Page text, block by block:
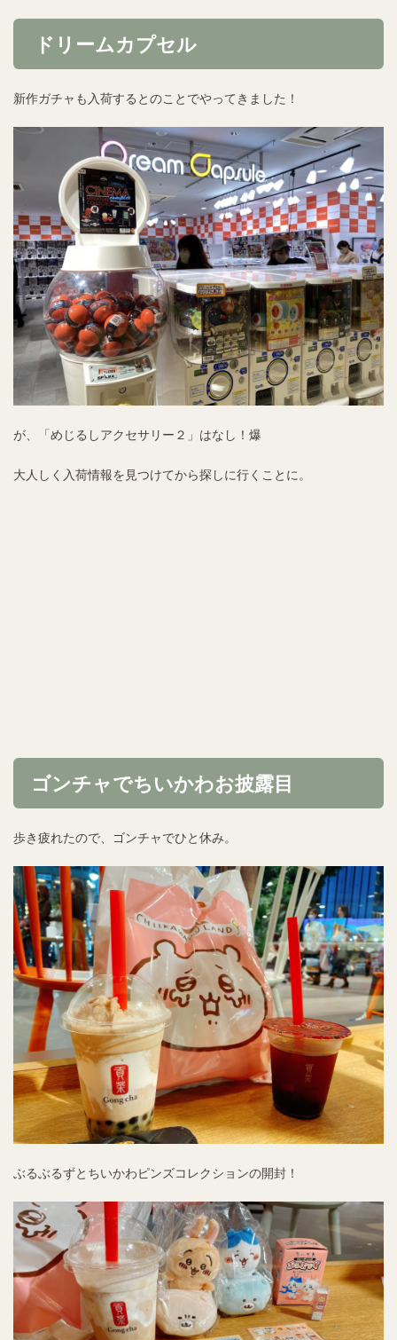
ドリームカプセル
新作ガチャも入荷するとのことでやってきました！
が、「めじるしアクセサリー２」はなし！爆
大人しく入荷情報を見つけてから探しに行くことに。
ゴンチャでちいかわお披露目
歩き疲れたので、ゴンチャでひと休み。
ぶるぶるずとちいかわピンズコレクションの開封！